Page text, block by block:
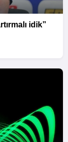
idik”